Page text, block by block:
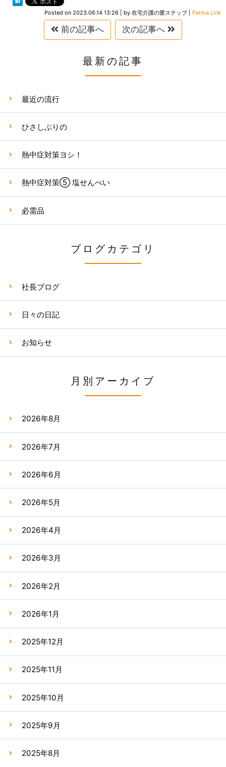
Posted on 2023.06.14 13:26 by 在宅介護の愛ステップ| Perma Link
前の記事へ 次の記事へ
最新の記事
最近の流行
ひさしぶりの
熱中症対策ヨシ！
熱中症対策⑤ 塩せんべい
必需品
ブログカテゴリ
社長ブログ
日々の日記
お知らせ
月別アーカイブ
2026年8月
2026年7月
2026年6月
2026年5月
2026年4月
2026年3月
2026年2月
2026年1月
2025年12月
2025年11月
2025年10月
2025年9月
2025年8月